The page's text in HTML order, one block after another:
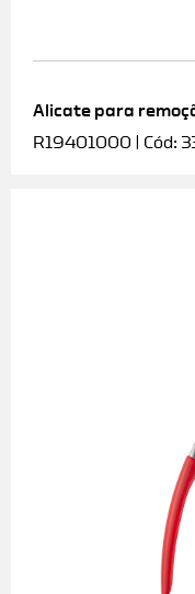
Alicate para
R19401000 | Cód: